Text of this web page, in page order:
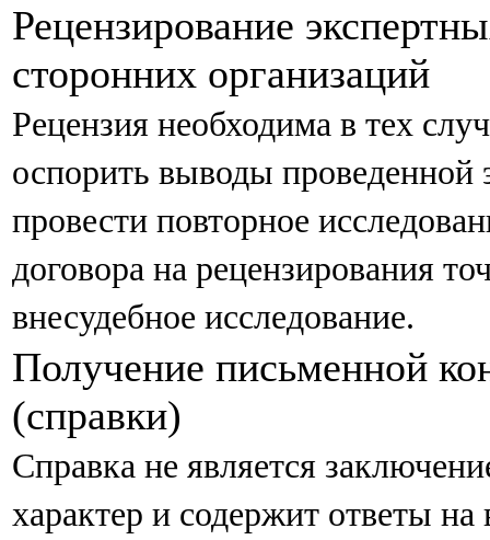
Рецензирование
сторонних организаций
Рецензия необходима в тех
оспорить выводы проведенной
провести повторное
договора на рецензирования
внесудебное исследование.
Получение письменной
(справки)
Справка не является
характер и содержит ответы